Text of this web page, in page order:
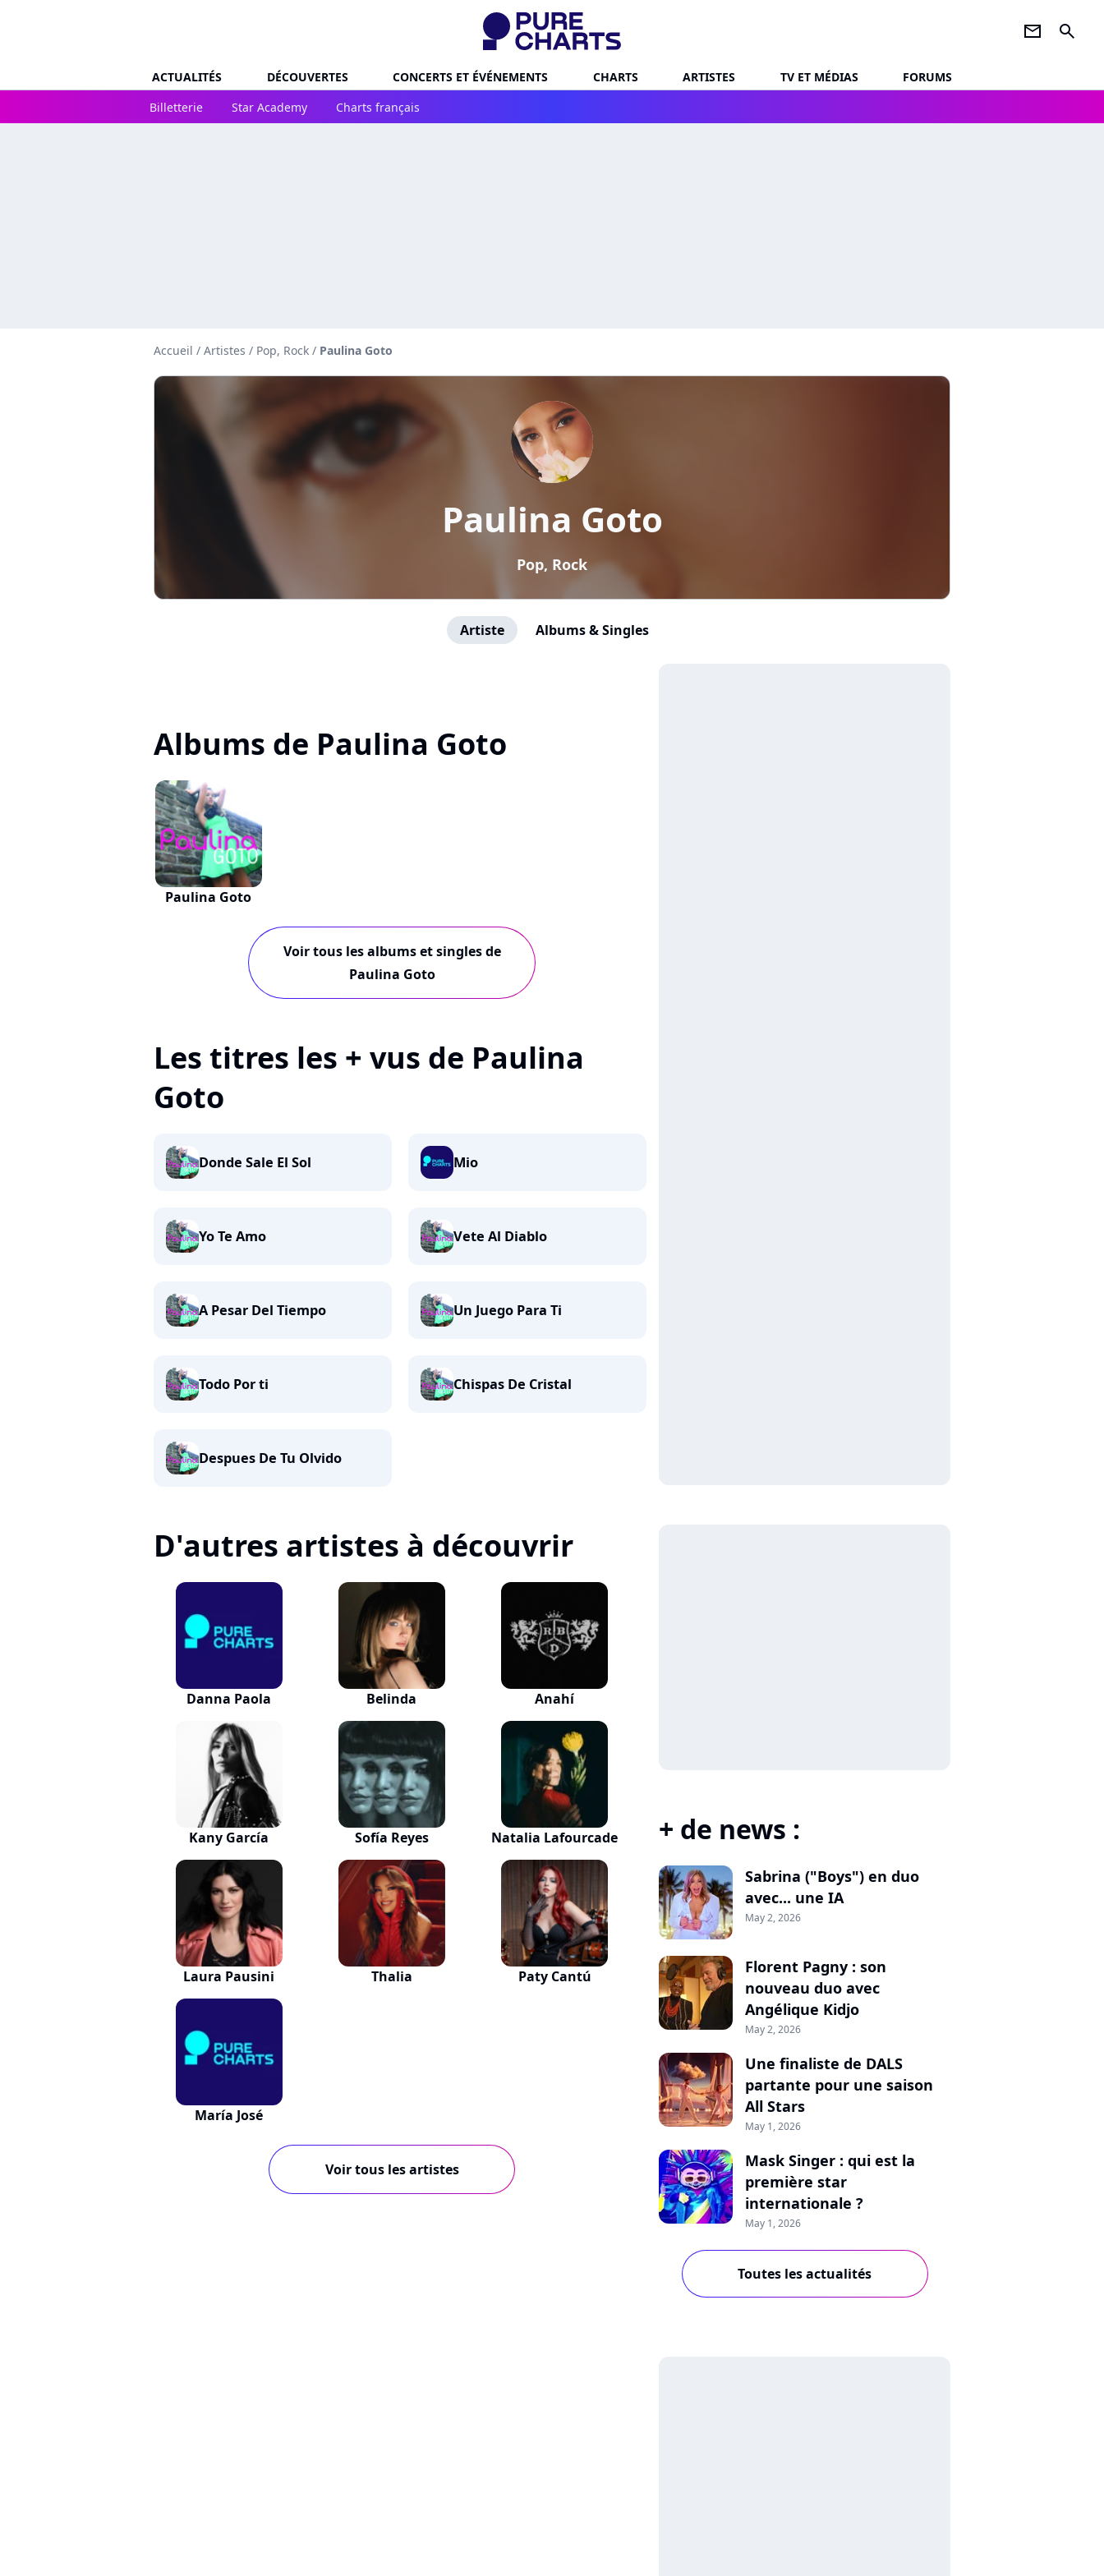
newsletter search
ACTUALITÉS DÉCOUVERTES CONCERTS ET ÉVÉNEMENTS CHARTS ARTISTES TV ET MÉDIAS
FORUMS
Billetterie
Star Academy Charts français
Accueil / Artistes / Pop, Rock / Paulina Goto
Paulina Goto
Pop, Rock
Artiste Albums & Singles
Albums de Paulina Goto
Paulina Goto
Voir tous les albums et singles de
Paulina Goto
Les titres les + vus de Paulina
Goto
Donde Sale El Sol Mio
Yo Te Amo Vete Al Diablo
A Pesar Del Tiempo Un Juego Para Ti
Todo Por ti Chispas De Cristal
Despues De Tu Olvido
D'autres artistes à découvrir
Danna Paola Belinda Anahí
Kany García Sofía Reyes Natalia Lafourcade
Laura Pausini Thalia Paty Cantú
María José
Voir tous les artistes
+ de news :
Sabrina ("Boys") en duo
avec... une IA
May 2, 2026
Florent Pagny : son
nouveau duo avec
Angélique Kidjo
May 2, 2026
Une finaliste de DALS
partante pour une saison
All Stars
May 1, 2026
Mask Singer : qui est la
première star
internationale ?
May 1, 2026
Toutes les actualités